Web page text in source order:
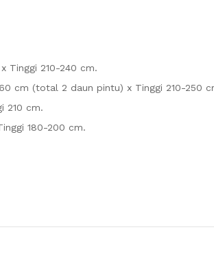
Tinggi 210-240 cm.
cm (total 2 daun pintu) x Tinggi 210-250
210 cm.
180-200 cm.